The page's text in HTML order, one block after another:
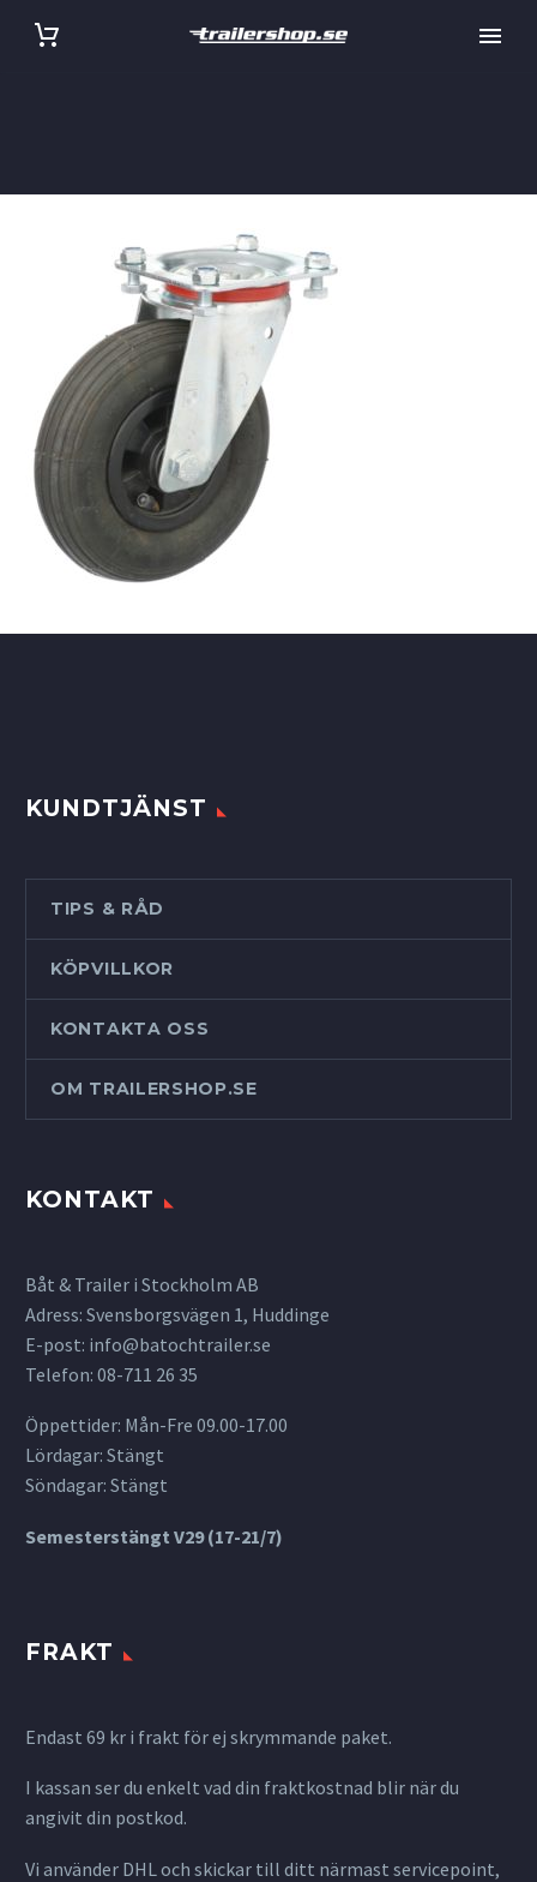
KUNDTJÄNST
TIPS & RÅD
KÖPVILLKOR
KONTAKTA OSS
OM TRAILERSHOP.SE
KONTAKT
Båt & Trailer i Stockholm AB
Adress: Svensborgsvägen 1, Huddinge
E-post: info@batochtrailer.se
Telefon: 08-711 26 35
Öppettider: Mån-Fre 09.00-17.00
Lördagar: Stängt
Söndagar: Stängt
Semesterstängt V29 (17-21/7)
FRAKT
Endast 69 kr i frakt för ej skrymmande paket.
I kassan ser du enkelt vad din fraktkostnad blir när du
angivit din postkod.
Vi använder DHL och skickar till ditt närmast servicepoint,